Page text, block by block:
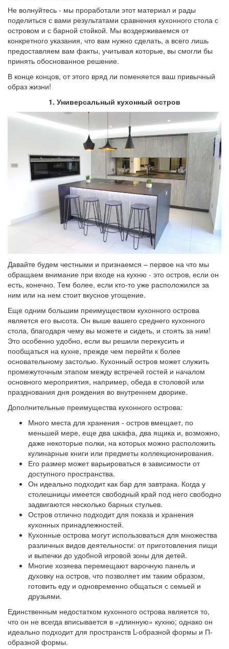
Не волнуйтесь - мы проработали этот материал и рады
поделиться с вами результатами сравнения кухонного стола с
островом и с барной стойкой. Мы воздерживаемся от
конкретного указания, что вам нужно сделать, а всего лишь
предоставляем вам факты, учитывая которые, вы смогли бы
принять обоснованное решение.
В конце концов, от этого вряд ли поменяется ваш привычный
образ жизни!
1. Универсальный кухонный остров
Давайте будем честными и признаемся – первое на что мы
обращаем внимание при входе на кухню - это остров, если он
есть, конечно. Тем более, если кто-то уже расположился за
ним или на нем стоит вкусное угощение.
Еще одним большим преимуществом кухонного острова
является его высота. Он выше вашего среднего кухонного
стола, благодаря чему вы можете и сидеть, и стоять за ним!
Это особенно удобно, если вы решили перекусить и
пообщаться на кухне, прежде чем перейти к более
основательному застолью. Кухонный остров может служить
промежуточным этапом между встречей гостей и началом
основного мероприятия, например, обеда в столовой или
празднования дня рождения во внутреннем дворике.
Дополнительные преимущества кухонного острова:
Много места для хранения - остров вмещает, по
меньшей мере, еще два шкафа, два ящика и, возможно,
даже некоторые полки, на которых можно расположить
кулинарные книги или предметы коллекционирования.
Его размер может варьироваться в зависимости от
доступного пространства.
Он идеально подходит как бар для завтрака. Когда у
столешницы имеется свободный край под него свободно
задвигаются несколько барных стульев.
Остров отлично подходит для показа и хранения
кухонных принадлежностей.
Кухонные острова могут использоваться для множества
различных видов деятельности: от приготовления пищи
и выпечки до удобной игровой зоны для детей.
Многие хозяева перемещают варочную панель и
духовку на остров, что позволяет им таким образом,
готовить еду и одновременно общаться с семьей и
друзьями.
Единственным недостатком кухонного острова является то,
что он не всегда вписывается в «длинную» кухню; однако он
идеально подходит для пространств L-образной формы и П-
образной формы.